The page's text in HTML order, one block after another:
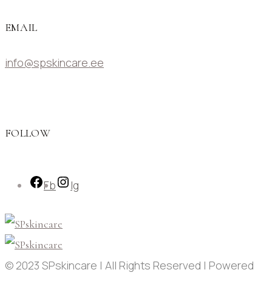
EMAIL
info@spskincare.ee
FOLLOW
Fb Ig
© 2023 SPskincare | All Rights Reserved | Powered